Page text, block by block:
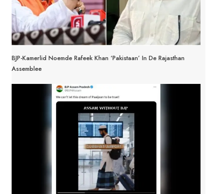
BJP-Kamerlid Noemde Rafeek Khan ‘Pakistaan’ In De Rajasthan
Assemblee